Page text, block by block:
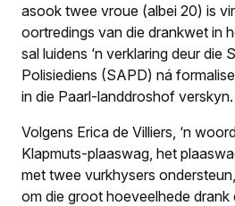
asook twee vroue (albei 20) is
oortredings van die drankwet in
sal luidens ‘n verklaring deur die
Polisiediens (SAPD) ná
in die Paarl-landdroshof verskyn.
Volgens Erica de Villiers, ‘n
Klapmuts-plaaswag, het
met twee vurkhysers
om die groot hoeveelhede drank